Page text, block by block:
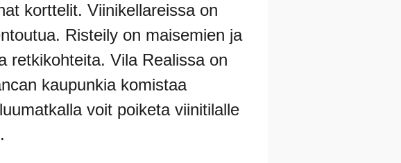
korttelit. Viinikellareissa on
Risteily on maisemien ja
retkikohteita. Vila Realissa on
kaupunkia komistaa
voit poiketa viinitilalle